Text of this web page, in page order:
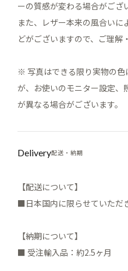
ーの質感が変わる場合がござ
また、レザー本来の風合い
どがございますので、ご理解
※ 写真はできる限り実物の
が、お使いのモニター設定、
が異なる場合がございます。
Delivery配送・納期
【配送について】
■日本国内に限らせていただ
【納期について】
■ 受注輸入品：約2.5ヶ月